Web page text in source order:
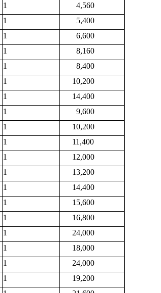
1
4,560
1
5,400
1
6,600
1
8,160
1
8,400
1
10,200
1
14,400
1
9,600
1
10,200
1
11,400
1
12,000
1
13,200
1
14,400
1
15,600
1
16,800
1
24,000
1
18,000
1
24,000
1
19,200